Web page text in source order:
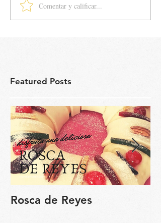
Comentar y calificar...
Featured Posts
Rosca de Reyes